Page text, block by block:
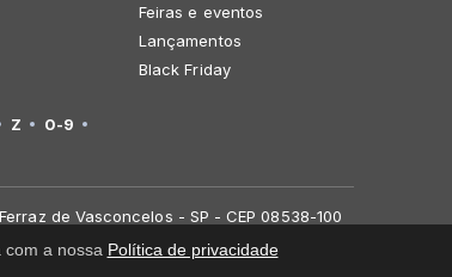
Feiras e eventos
Lançamentos
Black Friday
Z 0-9
de Vasconcelos - SP - CEP 08538-100
com a nossa Política de privacidade